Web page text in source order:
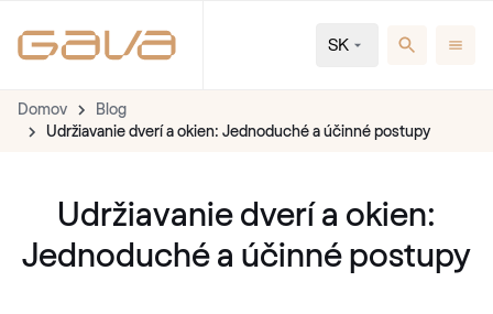
SK
Domov
Blog
Udržiavanie dverí a okien: Jednoduché a účinné postupy
Udržiavanie dverí a okien:
Jednoduché a účinné postupy